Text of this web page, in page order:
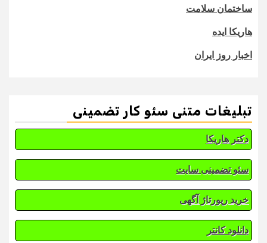
ساختمان سلامت
هاریکا ایده
اخبار روز ایران
تبلیغات متنی سئو کار تضمینی
دکتر هاریکا
سئو تضمینی سایت
خرید رپورتاژ آگهی
دانلود کانتر